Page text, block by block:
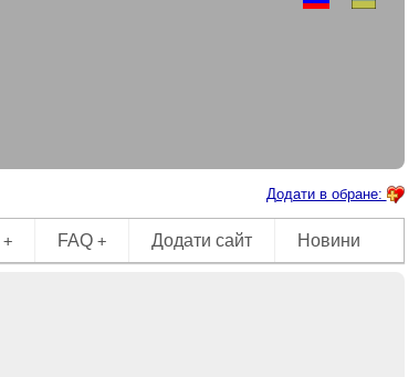
Додати в обране:
+ +
FAQ Додати сайт Новини